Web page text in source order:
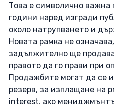
Това е символично
години наред изгради
около натрупването и
Новата рамка не
задължително ще
правото да го прави при
Продажбите могат да се
резерв, за изплащане на
interest, ако